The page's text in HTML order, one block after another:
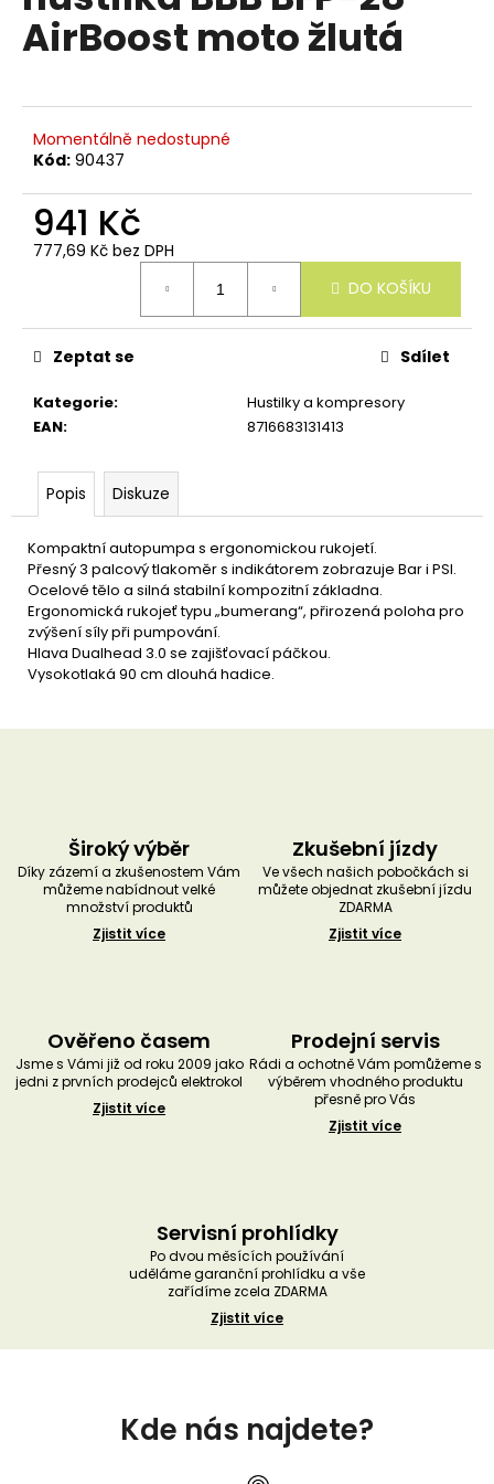
0,0
z
AirBoost moto žlutá
Momentálně nedostupné
Kód: 90437
941 Kč
777,69 Kč bez DPH
DO KOŠÍKU
Kategorie:
Hustilky a kompresory
EAN: 8716683131413
Zeptat se Sdílet
Popis Diskuze
Kompaktní autopumpa s ergonomickou rukojetí.
Přesný 3 palcový tlakoměr s indikátorem zobrazuje Bar i PSI.
Ocelové tělo a silná stabilní kompozitní základna.
Ergonomická rukojeť typu „bumerang“, přirozená poloha pro
zvýšení síly při pumpování.
Hlava Dualhead 3.0 se zajišťovací páčkou.
Vysokotlaká 90 cm dlouhá hadice.
Široký výběr
Díky zázemí a zkušenostem Vám
můžeme nabídnout velké
množství produktů
Zjistit více
Zkušební jízdy
Ve všech našich pobočkách si
můžete objednat zkušební jízdu
ZDARMA
Zjistit více
Ověřeno časem
Jsme s Vámi již od roku 2009 jako
jedni z prvních prodejců elektrokol
Zjistit více
Prodejní servis
Rádi a ochotně Vám pomůžeme s
výběrem vhodného produktu
přesně pro Vás
Zjistit více
Servisní prohlídky
Po dvou měsících používání
uděláme garanční prohlídku a vše
zařídíme zcela ZDARMA
Zjistit více
n
a
t
?
HLEDAT
D
o
p
č
u
e
m
e
Kde nás najdete?